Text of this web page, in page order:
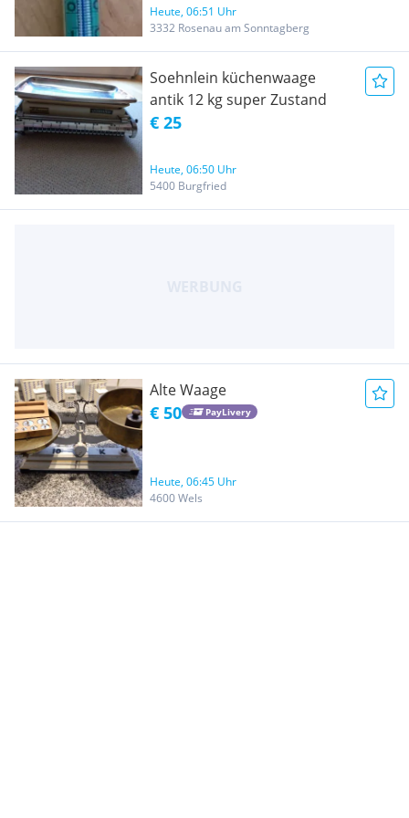
Heute, 06:51 Uhr
3332 Rosenau am Sonntagberg
Soehnlein küchenwaage
antik 12 kg super Zustand
€ 25
Heute, 06:50 Uhr
5400 Burgfried
Alte Waage
€ 50 PayLivery
Heute, 06:45 Uhr
4600 Wels